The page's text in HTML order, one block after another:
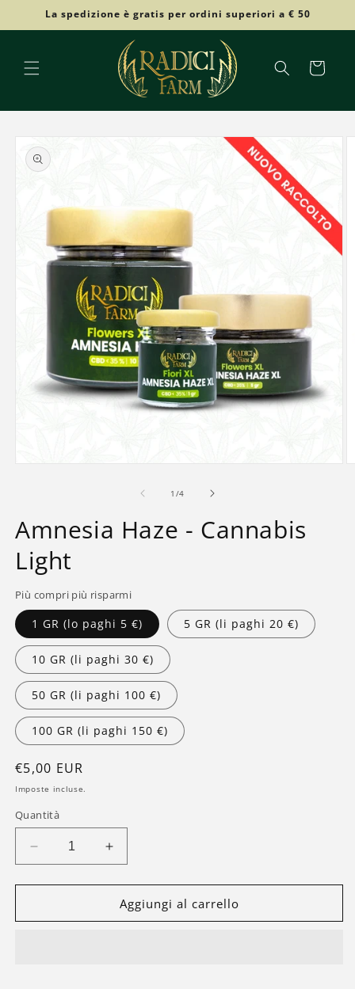
direttamente
ai contenuti
La spedizione è gratis per ordini superiori a € 50
Carrello
Passa alle
informazioni
sul prodotto
finestra
modale
1 /su
4
Amnesia Haze - Cannabis
Light
Più compri più risparmi
1 GR (lo paghi 5 €) 5 GR (li paghi 20 €)
10 GR (li paghi 30 €)
50 GR (li paghi 100 €)
100 GR (li paghi 150 €)
Prezzo
di
€5,00 EUR
Imposte incluse.
Quantità
Diminuisci
quantità
per
Haze
Aumenta
quantità
per
Amnesia
Haze
Aggiungi al carrello